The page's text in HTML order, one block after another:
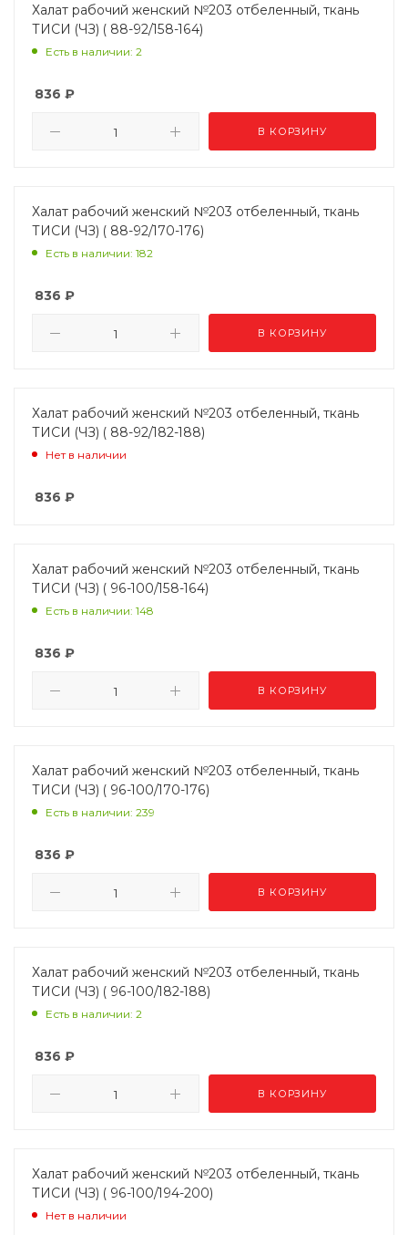
Халат рабочий женский №203 отбеленный, ткань
ТИСИ (ЧЗ) ( 88-92/158-164)
Есть в наличии: 2
836 ₽
В КОРЗИНУ
Халат рабочий женский №203 отбеленный, ткань
ТИСИ (ЧЗ) ( 88-92/170-176)
Есть в наличии: 182
836 ₽
В КОРЗИНУ
Халат рабочий женский №203 отбеленный, ткань
ТИСИ (ЧЗ) ( 88-92/182-188)
Нет в наличии
836 ₽
Халат рабочий женский №203 отбеленный, ткань
ТИСИ (ЧЗ) ( 96-100/158-164)
Есть в наличии: 148
836 ₽
В КОРЗИНУ
Халат рабочий женский №203 отбеленный, ткань
ТИСИ (ЧЗ) ( 96-100/170-176)
Есть в наличии: 239
836 ₽
В КОРЗИНУ
Халат рабочий женский №203 отбеленный, ткань
ТИСИ (ЧЗ) ( 96-100/182-188)
Есть в наличии: 2
836 ₽
В КОРЗИНУ
Халат рабочий женский №203 отбеленный, ткань
ТИСИ (ЧЗ) ( 96-100/194-200)
Нет в наличии